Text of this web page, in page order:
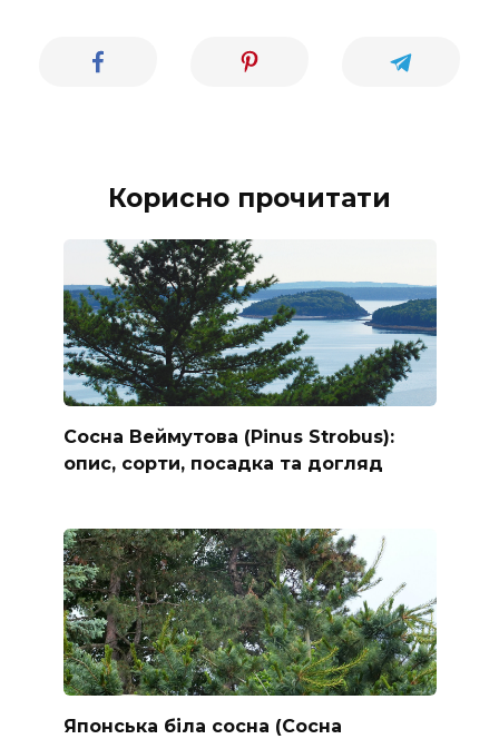
Корисно прочитати
Сосна Веймутова (Pinus Strobus):
опис, сорти, посадка та догляд
Японська біла сосна (Сосна